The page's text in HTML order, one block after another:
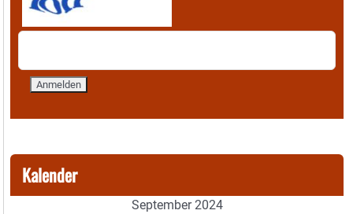
Kalender
September 2024